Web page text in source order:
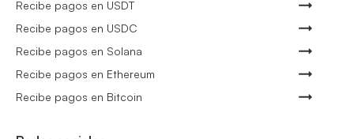
Recibe pagos en USDT
Recibe pagos en USDC
Recibe pagos en Solana
Recibe pagos en Ethereum
Recibe pagos en Bitcoin